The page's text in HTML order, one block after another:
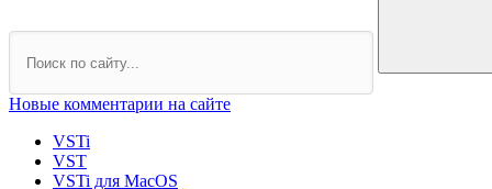
Новые комментарии на сайте
VSTi
VST
VSTi для MacOS